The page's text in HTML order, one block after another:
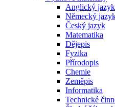
Anglický jazyk
Německý
Český jazyk
Matematika
Dějepis
Fyzika
Přírodopis
Chemie
Zeměpis
Informatika
Technické